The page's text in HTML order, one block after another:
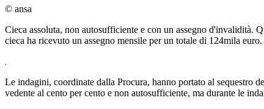
© ansa
Cieca assoluta, non autosufficiente e con un assegno d'invalidità.
cieca ha ricevuto un assegno mensile per un totale di 124mila
Le indagini, coordinate dalla Procura, hanno portato al sequestro
vedente al cento per cento e non autosufficiente, ma durante le